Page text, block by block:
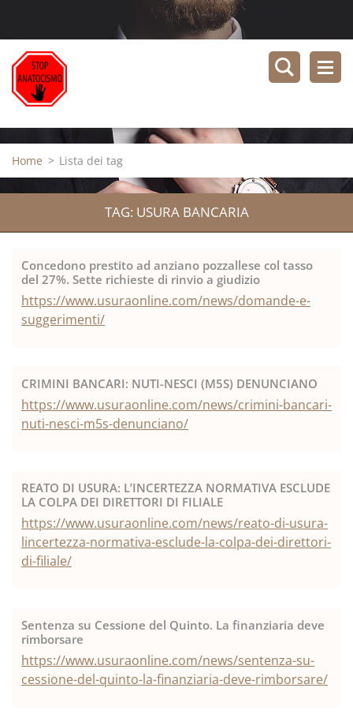
Home > Lista dei tag
TAG: USURA BANCARIA
Concedono prestito ad anziano pozzallese col tasso
del 27%. Sette richieste di rinvio a giudizio
https://www.usuraonline.com/news/domande-e-
suggerimenti/
CRIMINI BANCARI: NUTI-NESCI (M5S) DENUNCIANO
https://www.usuraonline.com/news/crimini-bancari-
nuti-nesci-m5s-denunciano/
REATO DI USURA: L’INCERTEZZA NORMATIVA ESCLUDE
LA COLPA DEI DIRETTORI DI FILIALE
https://www.usuraonline.com/news/reato-di-usura-
lincertezza-normativa-esclude-la-colpa-dei-direttori-
di-filiale/
Sentenza su Cessione del Quinto. La finanziaria deve
rimborsare
https://www.usuraonline.com/news/sentenza-su-
cessione-del-quinto-la-finanziaria-deve-rimborsare/